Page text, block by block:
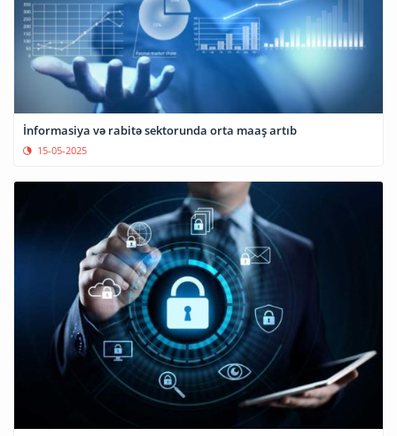
İnformasiya və rabitə sektorunda orta maaş artıb
15-05-2025